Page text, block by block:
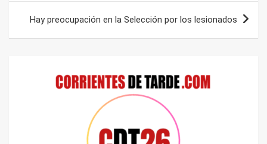
Hay preocupación en la Selección por los lesionados